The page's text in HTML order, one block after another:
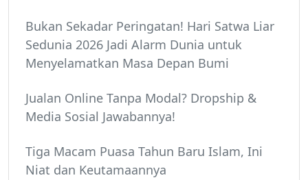
Bukan Sekadar Peringatan! Hari Satwa Liar
Sedunia 2026 Jadi Alarm Dunia untuk
Menyelamatkan Masa Depan Bumi
Jualan Online Tanpa Modal? Dropship &
Media Sosial Jawabannya!
Tiga Macam Puasa Tahun Baru Islam, Ini
Niat dan Keutamaannya